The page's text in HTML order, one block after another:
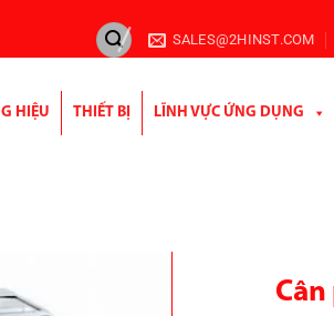
SALES@2HINST.COM
HIỆU THIẾT BỊ LĨNH VỰC ỨNG DỤNG